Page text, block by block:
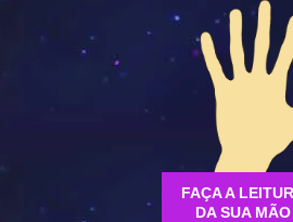
FAÇA A
DA SUA MÃO